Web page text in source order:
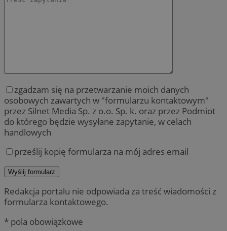
zgadzam się na przetwarzanie moich danych
osobowych zawartych w "formularzu kontaktowym"
przez Silnet Media Sp. z o.o. Sp. k. oraz przez Podmiot
do którego będzie wysyłane zapytanie, w celach
handlowych
prześlij kopię formularza na mój adres email
Redakcja portalu nie odpowiada za treść wiadomości z
formularza kontaktowego.
* pola obowiązkowe